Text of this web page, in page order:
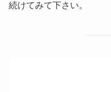
続けてみて下さい。